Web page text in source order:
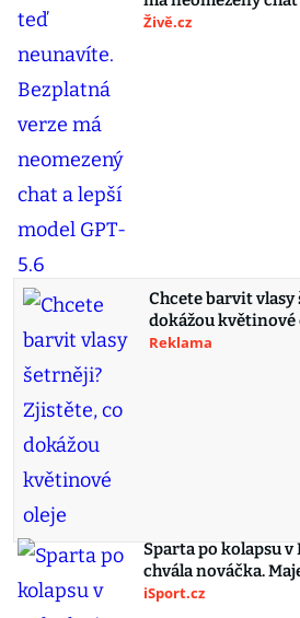
Živě.cz
Chcete barvit
dokážou květinové
Reklama
Sparta po kolapsu v
chvála nováčka.
iSport.cz